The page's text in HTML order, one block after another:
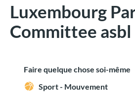
Luxembourg
Committee asbl
Faire quelque chose soi-même
Sport - Mouvement